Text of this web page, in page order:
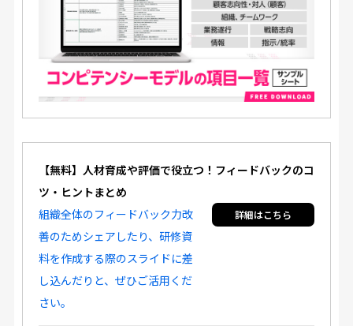
【無料】人材育成や評価で役立つ！フィードバックのコ
ツ・ヒントまとめ
組織全体のフィードバック力改
善のためシェアしたり、研修資
料を作成する際のスライドに差
し込んだりと、ぜひご活用くだ
さい。